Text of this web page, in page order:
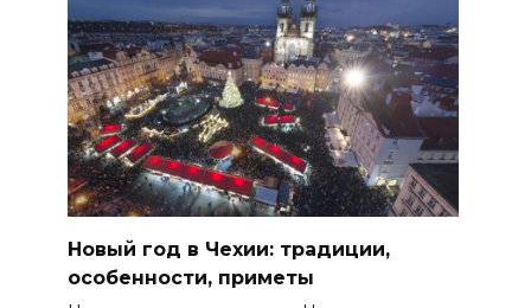
Новый год в Чехии: традиции,
особенности, приметы